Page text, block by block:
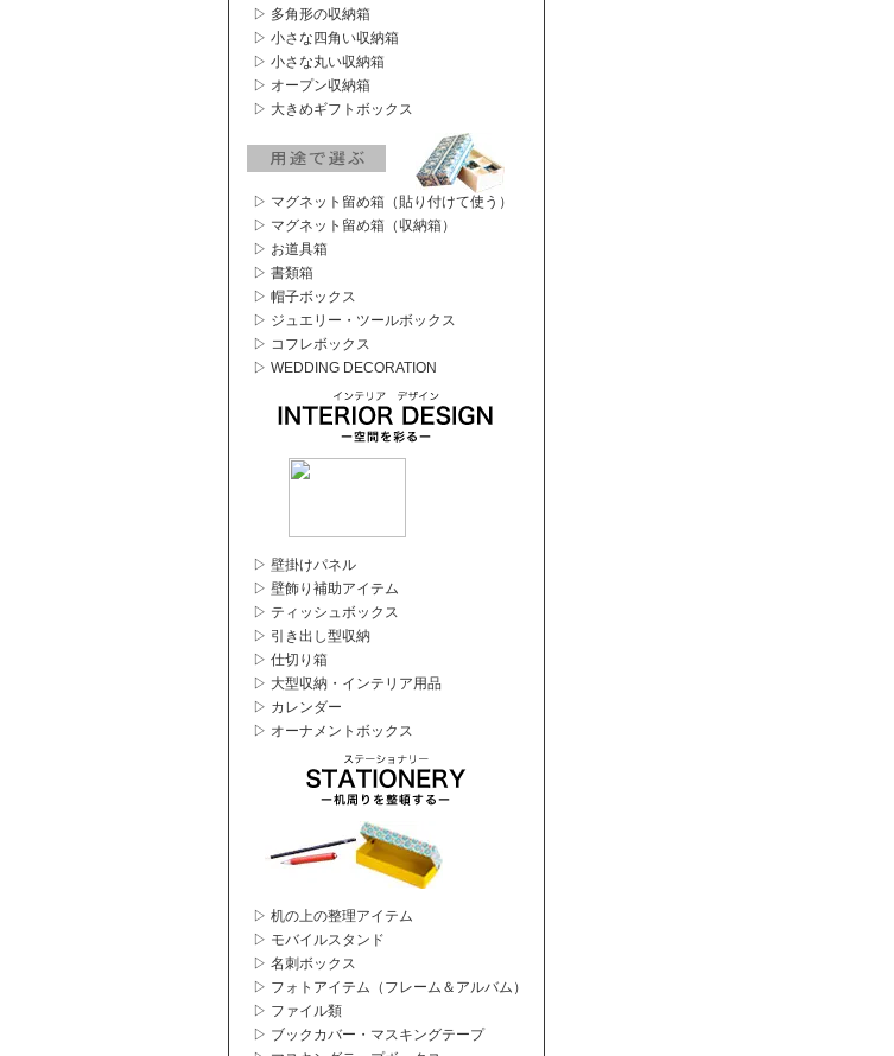
▷ 多角形の収納箱
▷ 小さな四角い収納箱
▷ 小さな丸い収納箱
▷ オープン収納箱
▷ 大きめギフトボックス
▷ マグネット留め箱（貼り付けて使う）
▷ マグネット留め箱（収納箱）
▷ お道具箱
▷ 書類箱
▷ 帽子ボックス
▷ ジュエリー・ツールボックス
▷ コフレボックス
▷ WEDDING DECORATION
▷ 壁掛けパネル
▷ 壁飾り補助アイテム
▷ ティッシュボックス
▷ 引き出し型収納
▷ 仕切り箱
▷ 大型収納・インテリア用品
▷ カレンダー
▷ オーナメントボックス
▷ 机の上の整理アイテム
▷ モバイルスタンド
▷ 名刺ボックス
▷ フォトアイテム（フレーム＆アルバム）
▷ ファイル類
▷ ブックカバー・マスキングテープ